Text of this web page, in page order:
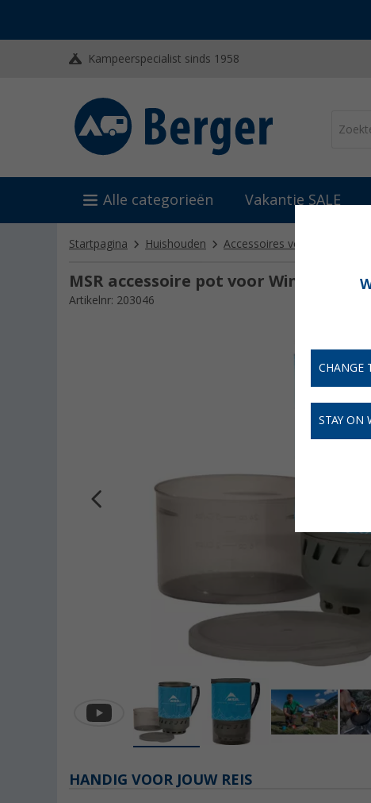
Kampeerspecialist sinds 1958
Alle categorieën Vakantie SALE
Startpagina Huishouden Accessoires voor barbecues
MSR accessoire pot voor
Artikelnr: 203046
HANDIG VOOR JOUW REIS
CHANGE
STAY ON